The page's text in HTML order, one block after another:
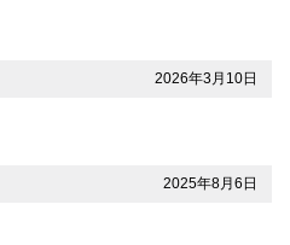
2026年3月10日
2025年8月6日